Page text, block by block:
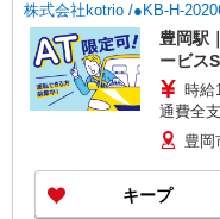
株式会社kotrio /●KB-H-
豊岡駅
ービス
時
通費全
豊岡
キープ